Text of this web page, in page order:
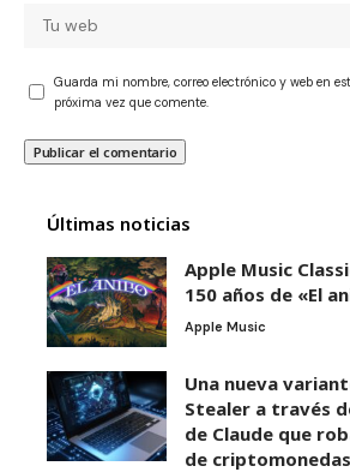
Guarda mi nombre, correo electrónico y web en
próxima vez que comente.
Últimas noticias
Apple Music
150 años de «El
Apple Music
Una nueva
Stealer a través
de Claude que
de criptomonedas